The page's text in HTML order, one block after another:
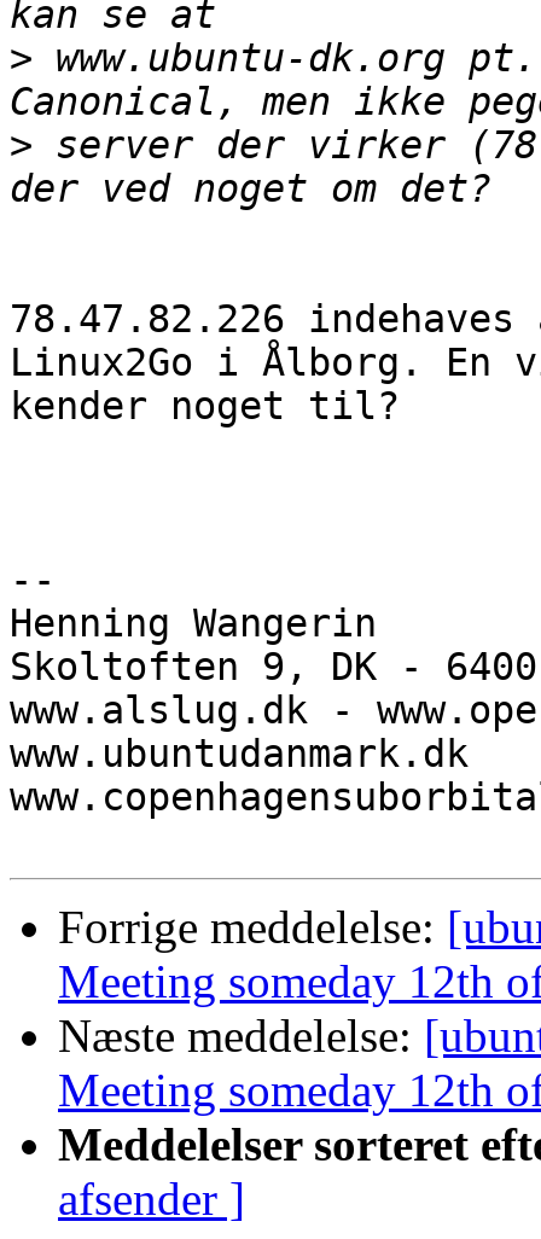
> www.ubuntu-dk.org
> server der virker
78.47.82.226 indehaves
Linux2Go i Ålborg. En
kender noget til?
--
Henning Wangerin
Skoltoften 9, DK - 6400
www.alslug.dk -
www.ubuntudanmark.dk
Forrige meddelelse:
Meeting someday 12th
Næste meddelelse:
Meeting someday 12th
Meddelelser sorteret
afsender ]